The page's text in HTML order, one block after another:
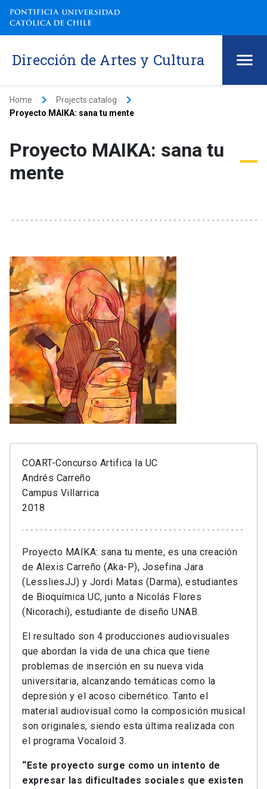
Dirección de Artes y Cultura
Home keyboard_arrow_right Projects catalog keyboard_arrow_right
Proyecto MAIKA: sana tu mente
Proyecto MAIKA: sana tu
mente
COART-Concurso Artifica la UC
Andrés Carreño
Campus Villarrica
2018
Proyecto MAIKA: sana tu mente, es una creación
de Alexis Carreño (Aka-P), Josefina Jara
(LessliesJJ) y Jordi Matas (Darma), estudiantes
de Bioquímica UC, junto a Nicolás Flores
(Nicorachi), estudiante de diseño UNAB.
El resultado son 4 producciones audiovisuales
que abordan la vida de una chica que tiene
problemas de inserción en su nueva vida
universitaria, alcanzando temáticas como la
depresión y el acoso cibernético. Tanto el
material audiovisual como la composición musical
son originales, siendo esta última realizada con
el programa Vocaloid 3.
“Este proyecto surge como un intento de
expresar las dificultades sociales que existen